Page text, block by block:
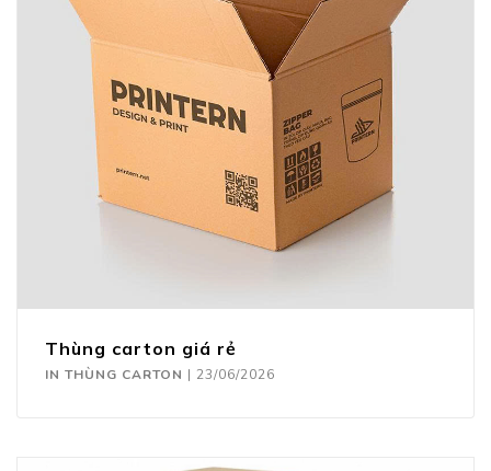
Thùng carton giá rẻ
IN THÙNG CARTON | 23/06/2026